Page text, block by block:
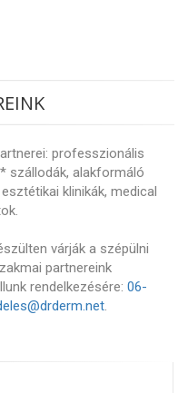
professzionális
szállodák, alakformáló
klinikák, medical
várják a szépülni
partnereink
rendelkezésére: 06-
.